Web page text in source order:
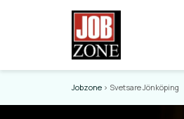
Jobzone > Svetsare Jönköping